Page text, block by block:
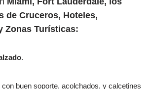
de Cruceros, Hoteles,
Zonas Turísticas:
.
buen soporte, acolchados, y calcetines